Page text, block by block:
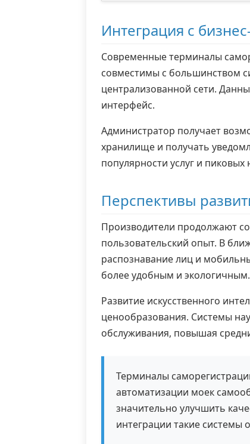
Интеграция с
Современные терминалы
совместимы с большинством
централизованной сети.
интерфейс.
Администратор получает
хранилище и получать
популярности услуг и
Перспективы
Производители продолжают
пользовательский опыт. В
распознавание лиц и
более удобным и экологичным.
Развитие искусственного
ценообразования. Системы
обслуживания, повышая
Терминалы
автоматизации моек
значительно улучшить
интеграции такие системы